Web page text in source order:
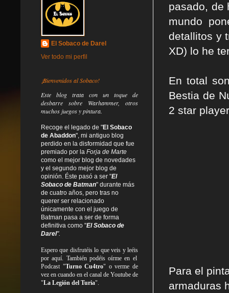
pasado, de
mundo
detallitos y
XD) lo he
En total
Bestia de
2 star
Para el
armaduras
El Sobaco de Darel
Ver todo mi perfil
¡Bienvenidos al Sobaco!
Este blog trata con un toque de
desbarre sobre Warhammer, otros
muchos juegos y pintura.
Recoge el legado de "El Sobaco
de Abaddon", mi antiguo blog
perdido en la disformidad que fue
premiado por la Forja de Marte
como el mejor blog de novedades
y el segundo mejor blog de
opinión. Éste pasó a ser "El
Sobaco de Batman" durante más
de cuatro años, pero tras no
querer ser relacionado
únicamente con el juego de
Batman pasa a ser de forma
definitiva como "El Sobaco de
Darel".
Espero que disfrutéis lo queveis yleéis
por aquí. También podéis oírme en el
Podcast "Turno Cu4tro" o verme de
vez en cuando en el canal de Youtube de
"La Legión del Turia".